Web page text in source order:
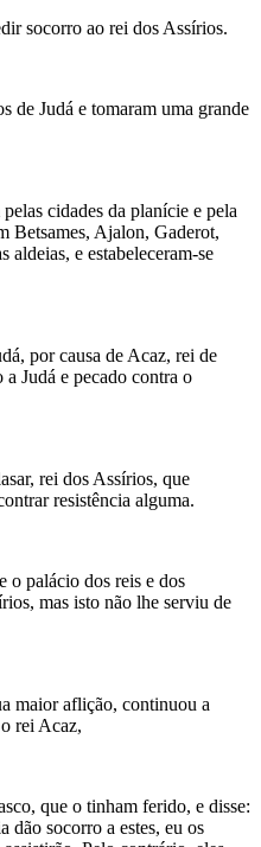
socorro ao rei dos Assírios.
de Judá e tomaram uma grande
cidades da planície e pela
Betsames, Ajalon, Gaderot,
aldeias, e estabeleceram-se
por causa de Acaz, rei de
Judá e pecado contra o
rei dos Assírios, que
resistência alguma.
o palácio dos reis e dos
mas isto não lhe serviu de
maior aflição, continuou a
rei Acaz,
que o tinham ferido, e disse:
dão socorro a estes, eu os